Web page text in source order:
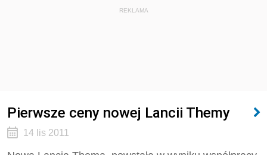
REKLAMA
Pierwsze ceny nowej Lancii Themy
14 lis 2011